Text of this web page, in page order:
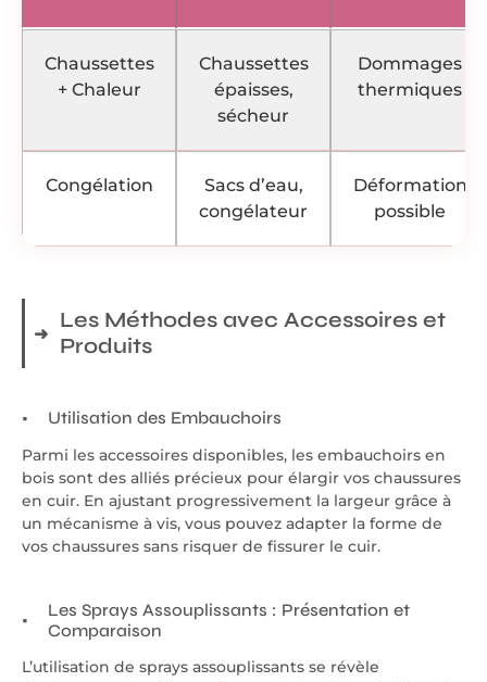
Chaussettes
+ Chaleur
Chaussettes
épaisses,
sécheur
Dommages
thermiques
Congélation
Sacs d’eau,
congélateur
Déformation
possible
Les Méthodes avec Accessoires et
Produits
Utilisation des Embauchoirs
Parmi les accessoires disponibles, les embauchoirs en
bois sont des alliés précieux pour élargir vos chaussures
en cuir. En ajustant progressivement la largeur grâce à
un mécanisme à vis, vous pouvez adapter la forme de
vos chaussures sans risquer de fissurer le cuir.
Les Sprays Assouplissants : Présentation et
Comparaison
L’utilisation de sprays assouplissants se révèle